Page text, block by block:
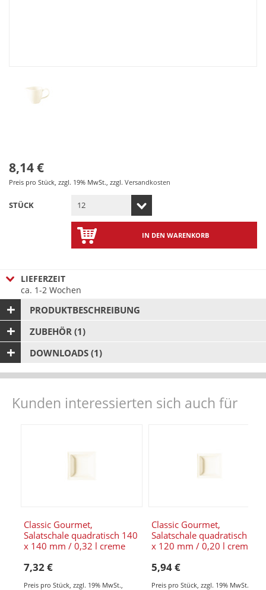
8,14 €
Preis pro Stück, zzgl. 19% MwSt., zzgl. Versandkosten
STÜCK
IN DEN WARENKORB
LIEFERZEIT
ca. 1-2 Wochen
PRODUKTBESCHREIBUNG
ZUBEHÖR (1)
DOWNLOADS (1)
Kunden interessierten sich auch für
Classic Gourmet,
Salatschale quadratisch 140
x 140 mm / 0,32 l creme
7,32 €
Preis pro Stück zzgl. 19% MwSt.
Classic Gourmet,
Salatschale quadratisch 120
x 120 mm / 0,20 l creme
5,94 €
Preis pro Stück zzgl. 19% MwSt.